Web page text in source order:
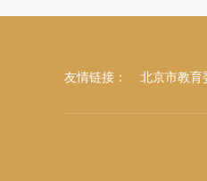
友情链接：
北京市教育